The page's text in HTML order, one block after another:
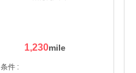
1,230
条件 :